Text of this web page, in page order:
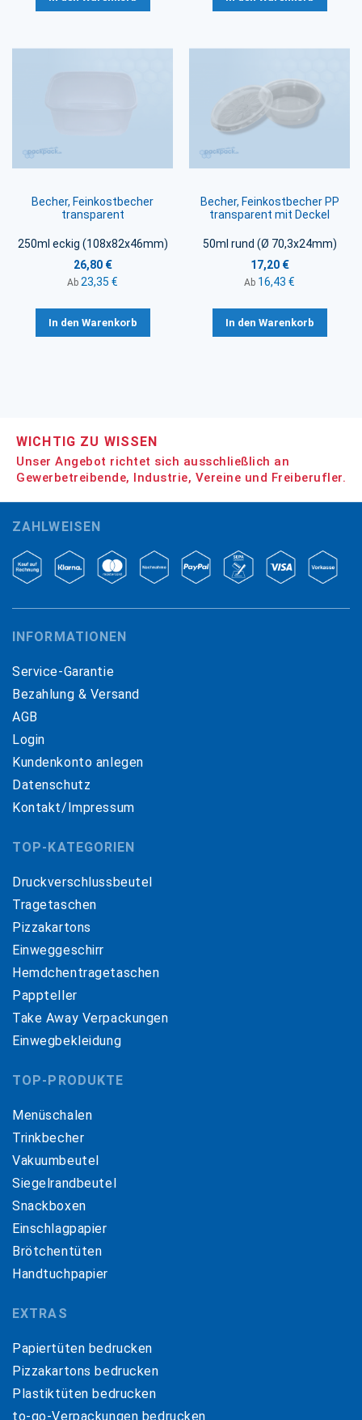
Becher, Feinkostbecher
transparent
250ml eckig (108x82x46mm)
26,80 €
Ab 23,35 €
In den Warenkorb
Becher, Feinkostbecher PP
transparent mit Deckel
50ml rund (Ø 70,3x24mm)
17,20 €
Ab 16,43 €
In den Warenkorb
WICHTIG ZU WISSEN
Unser Angebot richtet sich ausschließlich an
Gewerbetreibende, Industrie, Vereine und Freiberufler.
ZAHLWEISEN
INFORMATIONEN
Service-Garantie
Bezahlung & Versand
AGB
Login
Kundenkonto anlegen
Datenschutz
Kontakt/Impressum
TOP-KATEGORIEN
Druckverschlussbeutel
Tragetaschen
Pizzakartons
Einweggeschirr
Hemdchentragetaschen
Pappteller
Take Away Verpackungen
Einwegbekleidung
TOP-PRODUKTE
Menüschalen
Trinkbecher
Vakuumbeutel
Siegelrandbeutel
Snackboxen
Einschlagpapier
Brötchentüten
Handtuchpapier
EXTRAS
Papiertüten bedrucken
Pizzakartons bedrucken
Plastiktüten bedrucken
to-go-Verpackungen bedrucken